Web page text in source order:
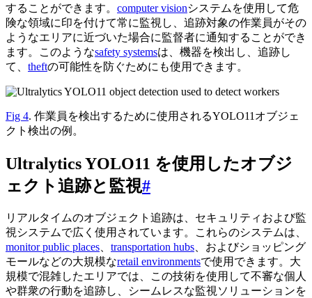
することができます。 computer visionシステムを使用して危
険な領域に印を付けて常に監視し、追跡対象の作業員がその
ようなエリアに近づいた場合に監督者に通知することができ
ます。このようなsafety systemsは、機器を検出し、追跡し
て、 theftの可能性を防ぐためにも使用できます。
Fig 4. 作業員を検出するために使用されるYOLO11オブジェ
クト検出の例。
Ultralytics YOLO11 を使用したオブジ
ェクト追跡と監視#
リアルタイムのオブジェクト追跡は、セキュリティおよび監
視システムで広く使用されています。これらのシステムは、
monitor public places
transportation hubs 、およびショッピング
モールなどの大規模なretail environmentsで使用できます。大
規模で混雑したエリアでは、この技術を使用して不審な個人
や群衆の行動を追跡し、シームレスな監視ソリューションを